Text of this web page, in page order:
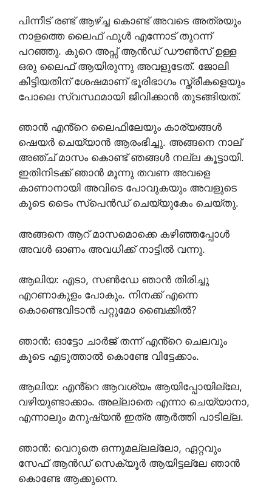
പിന്നീട് രണ്ട് ആഴ്ച്ച കൊണ്ട് അവടെ അത്രയും
നാളത്തെ ലൈഫ് ഫുൾ എന്നോട് തുറന്ന്
പറഞ്ഞു. കുറെ അപ്സ് ആൻഡ് ഡൗൺസ് ഉള്ള
ഒരു ലൈഫ് ആയിരുന്നു അവളുടേത്. ജോലി
കിട്ടിയതിന് ശേഷമാണ് ഭൂരിഭാഗം സ്ത്രീകളെയും
പോലെ സ്വസ്ഥമായി ജീവിക്കാൻ തുടങ്ങിയത്.
ഞാൻ എൻ്റെ ലൈഫിലേയും കാര്യങ്ങൾ
ഷെയർ ചെയ്യാൻ ആരംഭിച്ചു. അങ്ങനെ നാല്
അഞ്ച് മാസം കൊണ്ട് ഞങ്ങൾ നല്ല കൂട്ടായി.
ഇതിനിടക്ക് ഞാൻ മൂന്നു തവണ അവളെ
കാണാനായി അവിടെ പോവുകയും അവളുടെ
കൂടെ ടൈം സ്പെൻഡ്‌ ചെയ്യുകേം ചെയ്തു.
അങ്ങനെ ആറ് മാസമൊക്കെ കഴിഞ്ഞപ്പോൾ
അവൾ ഓണം അവധിക്ക് നാട്ടിൽ വന്നു.
ആലിയ: എടാ, സൺ‌ഡേ ഞാൻ തിരിച്ചു
എറണാകുളം പോകും. നിനക്ക് എന്നെ
കൊണ്ടെവിടാൻ പറ്റുമോ ബൈക്കിൽ?
ഞാൻ: ഓട്ടോ ചാർജ് തന്ന് എൻ്റെ ചെലവും
കൂടെ എടുത്താൽ കൊണ്ടേ വിട്ടേക്കാം.
ആലിയ: എൻ്റെ ആവശ്യം ആയിപ്പോയില്ലേ,
വഴിയുണ്ടാക്കാം. അല്ലാതെ എന്നാ ചെയ്യാനാ,
എന്നാലും മനുഷ്യൻ ഇത്ര ആർത്തി പാടില്ല.
ഞാൻ: വെറുതെ ഒന്നുമല്ലല്ലോ, ഏറ്റവും
സേഫ് ആൻഡ് സെക്യൂർ ആയിട്ടല്ലേ ഞാൻ
കൊണ്ടേ ആക്കുന്നെ.